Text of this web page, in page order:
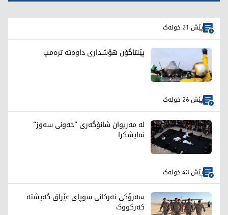
پێش 21 خولەک
پێنتاگۆن هۆشداری داوەتە ترەمپ
پێش 26 خولەک
لە مەریوان شانۆگەری "خەونی سەوز"
نمایشکرا
پێش 43 خولەک
سەرۆکی ئەرکانی سوپای عێراق گەیشتە
کەرکووک